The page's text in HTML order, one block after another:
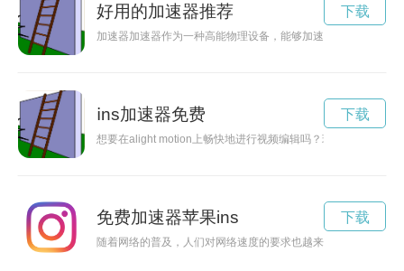
好用的加速器推荐
加速器加速器作为一种高能物理设备，能够加速粒子的速度，
下载
ⅰns加速器免费
想要在alight motion上畅快地进行视频编辑吗？现在可以免费使
下载
免费加速器苹果ins
随着网络的普及，人们对网络速度的要求也越来越高。为了解
下载